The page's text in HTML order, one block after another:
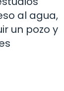
al agua,
un pozo y